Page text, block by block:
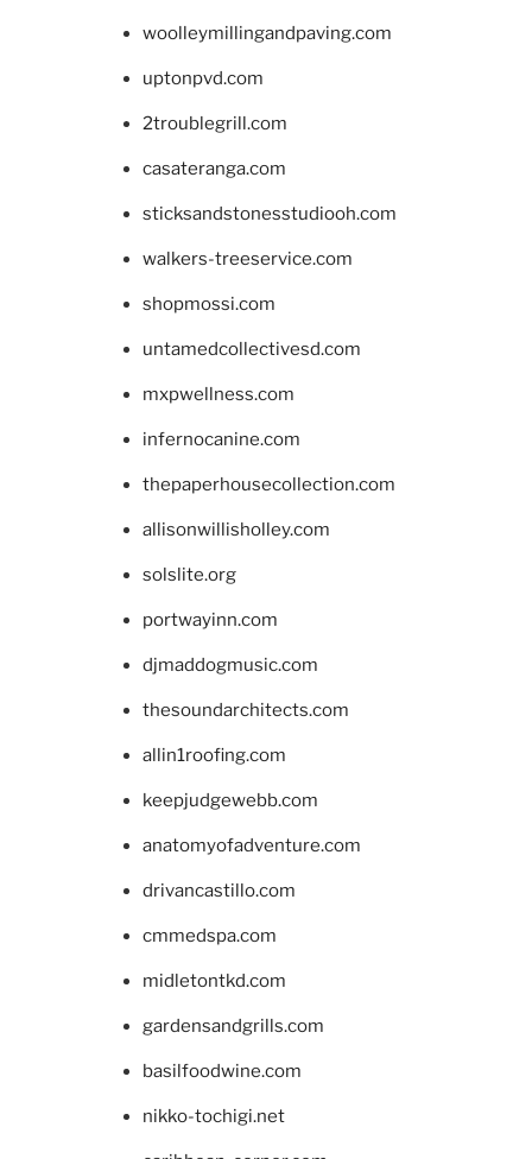
woolleymillingandpaving.com
uptonpvd.com
2troublegrill.com
casateranga.com
sticksandstonesstudiooh.com
walkers-treeservice.com
shopmossi.com
untamedcollectivesd.com
mxpwellness.com
infernocanine.com
thepaperhousecollection.com
allisonwillisholley.com
solslite.org
portwayinn.com
djmaddogmusic.com
thesoundarchitects.com
allin1roofing.com
keepjudgewebb.com
anatomyofadventure.com
drivancastillo.com
cmmedspa.com
midletontkd.com
gardensandgrills.com
basilfoodwine.com
nikko-tochigi.net